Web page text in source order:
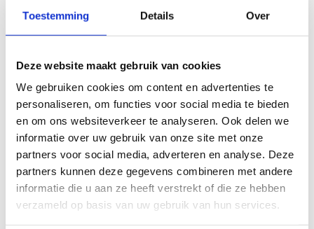
Toestemming Details Over
Deze website maakt gebruik van cookies
We gebruiken cookies om content en advertenties te
personaliseren, om functies voor social media te bieden
en om ons websiteverkeer te analyseren. Ook delen we
informatie over uw gebruik van onze site met onze
partners voor social media, adverteren en analyse. Deze
partners kunnen deze gegevens combineren met andere
informatie die u aan ze heeft verstrekt of die ze hebben
verzameld op basis van uw gebruik van hun services.
Frisbee Aerobie
Frisbee
Aerobie Orbiter
Frisbee